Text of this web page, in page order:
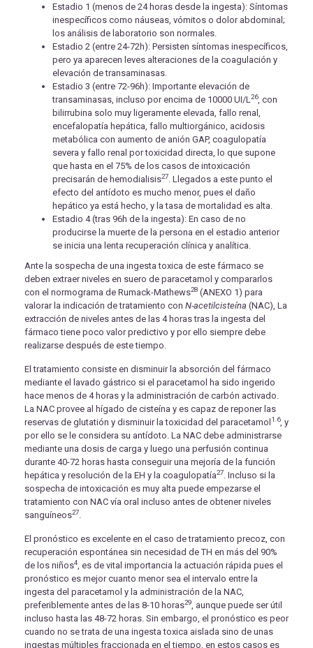
Estadio 1 (menos de 24 horas desde la ingesta): Síntomas
inespecíficos como náuseas, vómitos o dolor abdominal;
los análisis de laboratorio son normales.
Estadio 2 (entre 24-72h): Persisten síntomas inespecíficos,
pero ya aparecen leves alteraciones de la coagulación y
elevación de transaminasas.
Estadio 3 (entre 72-96h): Importante elevación de
transaminasas, incluso por encima de 10000 UI/L 26, con
bilirrubina solo muy ligeramente elevada, fallo renal,
encefalopatía hepática, fallo multiorgánico, acidosis
metabólica con aumento de anión GAP, coagulopatía
severa y fallo renal por toxicidad directa, lo que supone
que hasta en el 75% de los casos de intoxicación
precisarán de hemodialisis27 . Llegados a este punto el
efecto del antídoto es mucho menor, pues el daño
hepático ya está hecho, y la tasa de mortalidad es alta.
Estadio 4 (tras 96h de la ingesta): En caso de no
producirse la muerte de la persona en el estadio anterior
se inicia una lenta recuperación clínica y analítica.
Ante la sospecha de una ingesta toxica de este fármaco se
deben extraer niveles en suero de paracetamol y compararlos
con el normograma de Rumack-Mathews28 (ANEXO 1) para
valorar la indicación de tratamiento con N-acetilcisteína (NAC), La
extracción de niveles antes de las 4 horas tras la ingesta del
fármaco tiene poco valor predictivo y por ello siempre debe
realizarse después de este tiempo.
El tratamiento consiste en disminuir la absorción del fármaco
mediante el lavado gástrico si el paracetamol ha sido ingerido
hace menos de 4 horas y la administración de carbón activado.
La NAC provee al hígado de cisteína y es capaz de reponer las
reservas de glutatión y disminuir la toxicidad del paracetamol 1.6, y
por ello se le considera su antídoto. La NAC debe administrarse
mediante una dosis de carga y luego una perfusión continua
durante 40-72 horas hasta conseguir una mejoría de la función
hepática y resolución de la EH y la coagulopatía27 . Incluso si la
sospecha de intoxicación es muy alta puede empezarse el
tratamiento con NAC vía oral incluso antes de obtener niveles
sanguíneos27
El pronóstico es excelente en el caso de tratamiento precoz, con
recuperación espontánea sin necesidad de TH en más del 90%
de los niños4 , es de vital importancia la actuación rápida pues el
pronóstico es mejor cuanto menor sea el intervalo entre la
ingesta del paracetamol y la administración de la NAC,
preferiblemente antes de las 8-10 horas29
, aunque puede ser útil
incluso hasta las 48-72 horas. Sin embargo, el pronóstico es peor
cuando no se trata de una ingesta toxica aislada sino de unas
ingestas múltiples fraccionada en el tiempo, en estos casos es